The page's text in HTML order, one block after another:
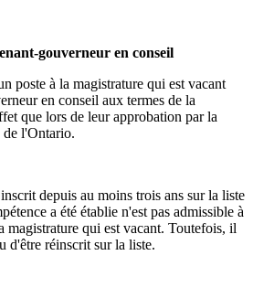
gouverneur en conseil
poste à la magistrature qui est vacant
en conseil aux termes de la
que lors de leur approbation par la
l'Ontario.
depuis au moins trois ans sur la liste
a été établie n'est pas admissible à
magistrature qui est vacant. Toutefois, il
d'être réinscrit sur la liste.